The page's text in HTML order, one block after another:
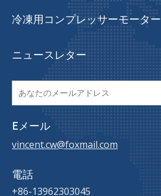
冷凍用コンプレッサーモーター
ニュースレター
Eメール
vincent.cw@foxmail.com
電話
+86-13962303045